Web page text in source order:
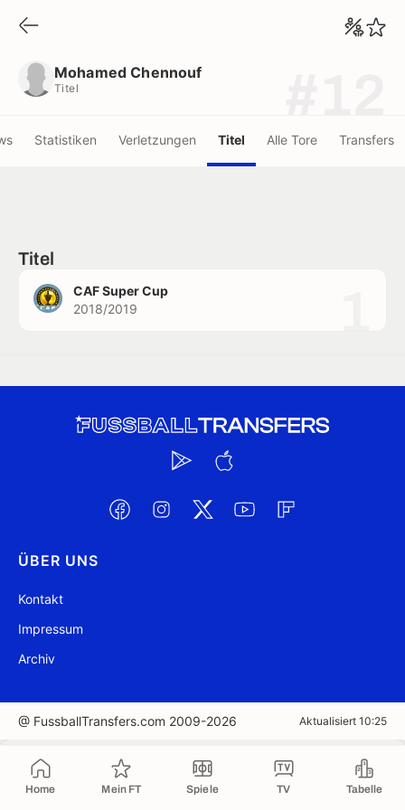
Home Mein FT Spiele TV Tabelle
Mohamed Chennouf
Titel
Statistiken Verletzungen Titel Alle Tore Transfers
Titel
CAF Super Cup
2018/2019
ÜBER UNS
Kontakt
Impressum
Archiv
@ FussballTransfers.com 2009-2026 Aktualisiert 10:25
In die Zwischenablage kopiert